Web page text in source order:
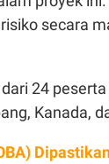
secara
24
Kanada,